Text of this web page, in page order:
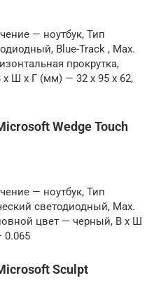
— ноутбук, Тип
Blue-Track , Max.
прокрутка,
Ш x Г (мм) — 32 x 95 x 62,
Wedge Touch
— ноутбук, Тип
светодиодный, Max.
цвет — черный, В x Ш
0.065
Sculpt